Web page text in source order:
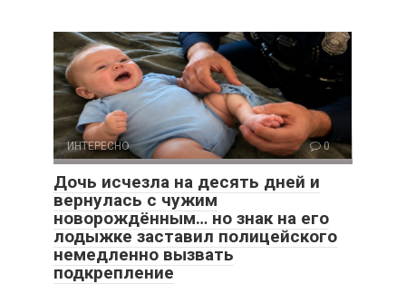
ИНТЕРЕСНО 0
Дочь исчезла на десять дней и
вернулась с чужим
новорождённым… но знак на его
лодыжке заставил полицейского
немедленно вызвать
подкрепление